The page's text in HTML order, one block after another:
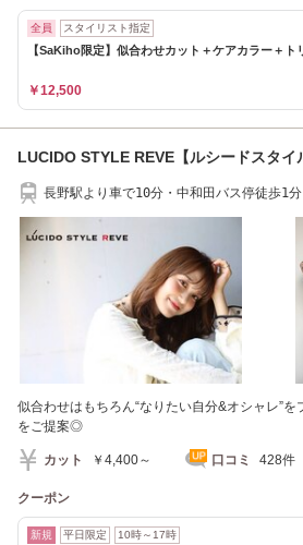
全員 スタイリスト指定
【SaKiho限定】似合わせカット＋ケアカラー＋ト
￥12,500
LUCIDO STYLE REVE【ルシードスタイ
長野駅より車で10分・中和田バス停徒歩1
似合わせはもちろん“なりたい自分&オシャレ”
をご提案◎
カット ￥4,400～ 口コミ 428件
クーポン
新規 平日限定 10時～17時